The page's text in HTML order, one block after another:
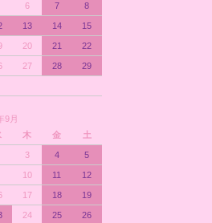
6 7 8
13 14 15
20 21 22
27 28 29
9月
木 金 土
3 4 5
10 11 12
17 18 19
24 25 26